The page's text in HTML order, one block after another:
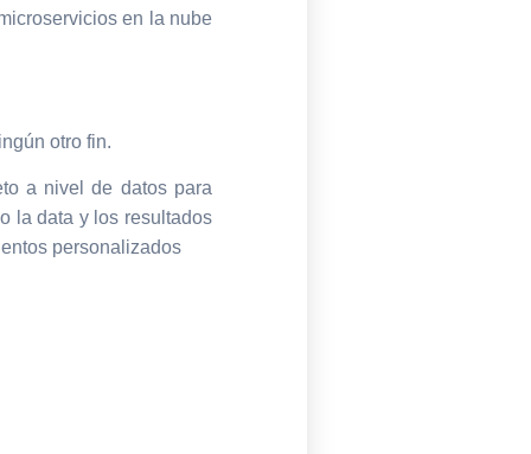
en la nube
otro fin.
a nivel de datos para
la data y los resultados
personalizados